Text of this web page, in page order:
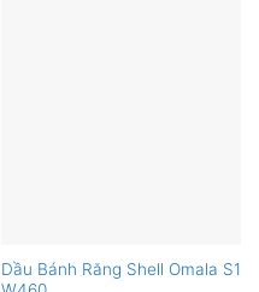
Dầu Bánh Răng Shell Omala S1